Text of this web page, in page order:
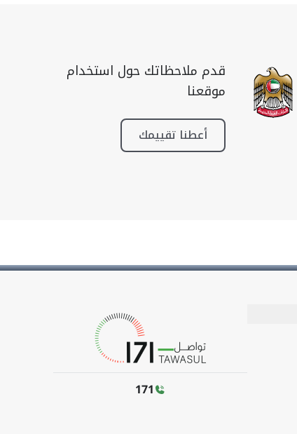
قدم ملاحظاتك حول استخدام
موقعنا
أعطنا تقييمك
171